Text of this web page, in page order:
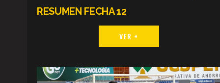
RESUMEN FECHA 12
VER +